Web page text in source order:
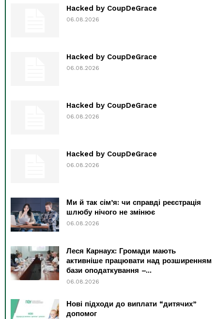
Hacked by CoupDeGrace
06.08.2026
Hacked by CoupDeGrace
06.08.2026
Hacked by CoupDeGrace
06.08.2026
Hacked by CoupDeGrace
06.08.2026
Ми й так сім’я: чи справді реєстрація
шлюбу нічого не змінює
06.08.2026
Леся Карнаух: Громади мають
активніше працювати над розширенням
бази оподаткування –...
06.08.2026
Нові підходи до виплати “дитячих”
допомог